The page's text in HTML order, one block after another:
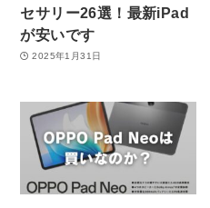
セサリー26選！最新iPad
が安いです
2025年1月31日